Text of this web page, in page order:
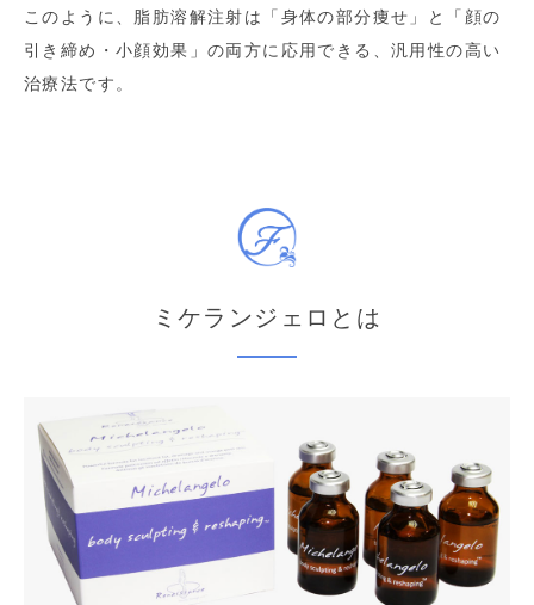
このように、脂肪溶解注射は「身体の部分痩せ」と「顔の
引き締め・小顔効果」の両方に応用できる、汎用性の高い
治療法です。
ミケランジェロとは